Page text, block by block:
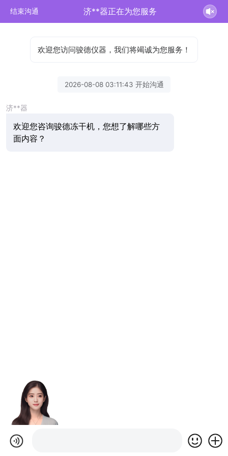
结束沟通 济**器正在为您服务
欢迎您访问骏德仪器，我们将竭诚为您服务！
2026-08-08 03:11:43 开始沟通
济**器
欢迎您咨询骏德冻干机，您想了解哪些方
面内容？